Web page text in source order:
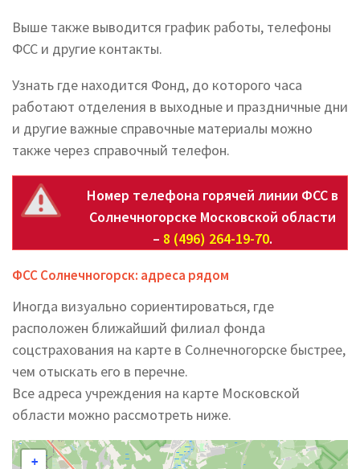
Выше также выводится график работы, телефоны
ФСС и другие контакты.
Узнать где находится Фонд, до которого часа
работают отделения в выходные и праздничные дни
и другие важные справочные материалы можно
также через справочный телефон.
Номер телефона горячей линии ФСС в
Солнечногорске Московской области
– 8 (496) 264-19-70.
ФСС Солнечногорск: адреса рядом
Иногда визуально сориентироваться, где
расположен ближайший филиал фонда
соцстрахования на карте в Солнечногорске быстрее,
чем отыскать его в перечне.
Все адреса учреждения на карте Московской
области можно рассмотреть ниже.
+